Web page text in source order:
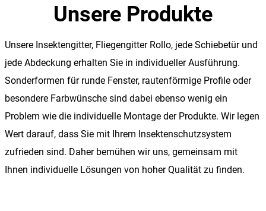
Unsere Produkte
Unsere Insektengitter, Fliegengitter Rollo, jede Schiebetür und
jede Abdeckung erhalten Sie in individueller Ausführung.
Sonderformen für runde Fenster, rautenförmige Profile oder
besondere Farbwünsche sind dabei ebenso wenig ein
Problem wie die individuelle Montage der Produkte. Wir legen
Wert darauf, dass Sie mit Ihrem Insektenschutzsystem
zufrieden sind. Daher bemühen wir uns, gemeinsam mit
Ihnen individuelle Lösungen von hoher Qualität zu finden.